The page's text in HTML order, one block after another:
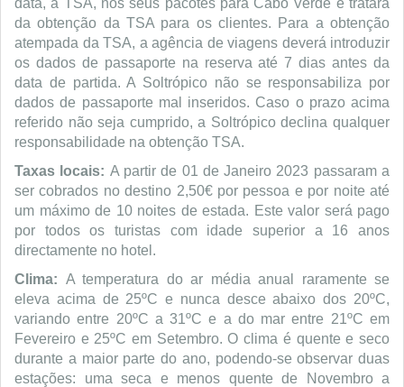
data, a TSA, nos seus pacotes para Cabo Verde e tratará
da obtenção da TSA para os clientes. Para a obtenção
atempada da TSA, a agência de viagens deverá introduzir
os dados de passaporte na reserva até 7 dias antes da
data de partida. A Soltrópico não se responsabiliza por
dados de passaporte mal inseridos. Caso o prazo acima
referido não seja cumprido, a Soltrópico declina qualquer
responsabilidade na obtenção TSA.
Taxas locais: A partir de 01 de Janeiro 2023 passaram a
ser cobrados no destino 2,50€ por pessoa e por noite até
um máximo de 10 noites de estada. Este valor será pago
por todos os turistas com idade superior a 16 anos
directamente no hotel.
Clima: A temperatura do ar média anual raramente se
eleva acima de 25ºC e nunca desce abaixo dos 20ºC,
variando entre 20ºC a 31ºC e a do mar entre 21ºC em
Fevereiro e 25ºC em Setembro. O clima é quente e seco
durante a maior parte do ano, podendo-se observar duas
estações: uma seca e menos quente de Novembro a